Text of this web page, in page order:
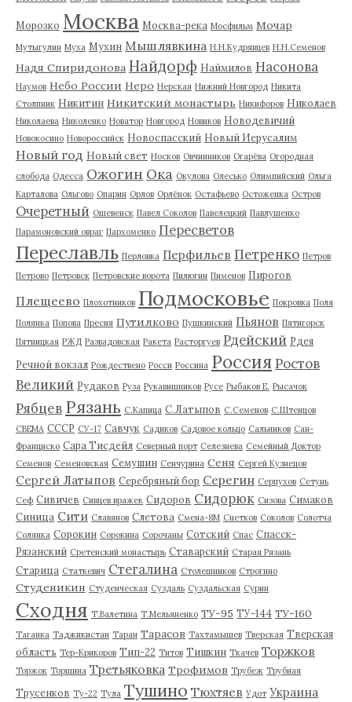
Морозко Москва Москва-река Мосфильм Мочар
Мутыгулин Муха Мухин Мышлявкина Н.Н.Кудрявцев Н.Н.Семенов
Надя Спиридонова Найдорф Наймилов Насонова
Наумов Небо России Неро Нерская Нижний Новгород Никита
Столпник Никитин Никитский монастырь Никифоров Николаев
Николаева Николенко Новатор Новгород Новиков Новодевичий
Новокосино Новороссийск Новоспасский Новый Иерусалим
Новый год Новый свет Носков Овчинников Огарёва Огородная
слобода Одесса Ожогин Ока Окулова Олесько Олимпийский Ольга
Карталова Ольгово Опарин Орлов Орлёнок Остафьево Остоженка Остров
Очеретный Ошевенск Павел Соколов Павелецкий Павлушенко
Парамоновский овраг Пархоменко Пересветов
Переславль Перловка Перфильев Петренко Петров
Петрово Петровск Петровские ворота Пилюгин Пименов Пирогов
Плещеево Плохотников Подмосковье Покровка Поля
Полянка Попова Пресня Путилково Пушкинский Пьянов Пятигорск
Пятницкая РЖД Развадовская Ракета Расторгуев Рдейский Рдея
Речной вокзал Рождествено Росси Россина Россия Ростов
Великий Рудаков Руза Рукавишников Русе Рыбаков Е. Рысачок
Рябцев Рязань С.Капица С.Латыпов С.Семенов С.Штенцов
СВЕМА СССР СУ-17 Савчук Садиков Садовое кольцо Сальников Сан-
Франциско Сара Тисдейл Северный порт Селезнева Семейный Доктор
Семенов Семеновская Семушин Сенчурина Сеня Сергей Кузнецов
Сергей Латыпов Серебряный бор Серегин Серпухов Сетунь
Сеф Сивичев Сивцев вражек Сидоров Сидорюк Сизова Симаков
Синица Сити Славянов Слетова Смена-8М Снетков Соколов Солотча
Солянка Сорокин Сорокина Сорочаны Сотский Спас Спасск-
Рязанский Сретенский монастырь Ставарский Старая Рязань
Старица Статкевич Стегалина Столешников Строгино
Студеникин Студенческая Суздаль Суздальская Сурин
Сходня Т.Валетина Т.Мельяненко ТУ-95 ТУ-144 ТУ-160
Таганка Таджикистан Таран Тарасов Тахтамышев Тверская Тверская
область Тер-Крикоров Тип-22 Титов Тишкин Ткачев Торжков
Торжок Торшина Третьяковка Трофимов Трубеж Трубная
Трусенков Ту-22 Тула Тушино Тюхтяев Удот Украина